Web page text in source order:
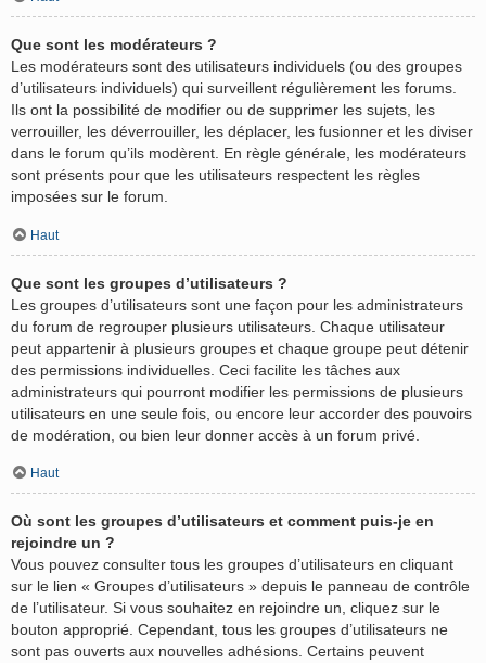
Que sont les modérateurs ?
Les modérateurs sont des utilisateurs individuels (ou des groupes
d’utilisateurs individuels) qui surveillent régulièrement les forums.
Ils ont la possibilité de modifier ou de supprimer les sujets, les
verrouiller, les déverrouiller, les déplacer, les fusionner et les diviser
dans le forum qu’ils modèrent. En règle générale, les modérateurs
sont présents pour que les utilisateurs respectent les règles
imposées sur le forum.
Haut
Que sont les groupes d’utilisateurs ?
Les groupes d’utilisateurs sont une façon pour les administrateurs
du forum de regrouper plusieurs utilisateurs. Chaque utilisateur
peut appartenir à plusieurs groupes et chaque groupe peut détenir
des permissions individuelles. Ceci facilite les tâches aux
administrateurs qui pourront modifier les permissions de plusieurs
utilisateurs en une seule fois, ou encore leur accorder des pouvoirs
de modération, ou bien leur donner accès à un forum privé.
Haut
Où sont les groupes d’utilisateurs et comment puis-je en
rejoindre un ?
Vous pouvez consulter tous les groupes d’utilisateurs en cliquant
sur le lien « Groupes d’utilisateurs » depuis le panneau de contrôle
de l’utilisateur. Si vous souhaitez en rejoindre un, cliquez sur le
bouton approprié. Cependant, tous les groupes d’utilisateurs ne
sont pas ouverts aux nouvelles adhésions. Certains peuvent